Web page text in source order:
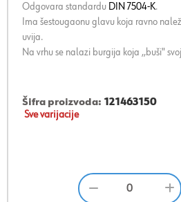
Odgovara standardu DIN 7504-K.
Ima šestougaonu glavu koja ravno
uvija.
Na vrhu se nalazi burgija koja ,,buši"
Šifra proizvoda: 121463150
Sve varijacije